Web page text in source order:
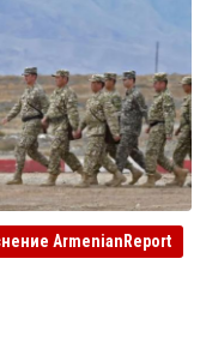
ArmenianReport